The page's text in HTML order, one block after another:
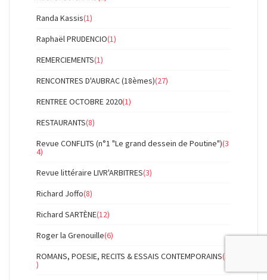
Randa Kassis(1)
Raphaël PRUDENCIO(1)
REMERCIEMENTS(1)
RENCONTRES D'AUBRAC (18èmes)(27)
RENTREE OCTOBRE 2020(1)
RESTAURANTS(8)
Revue CONFLITS (n°1 "Le grand dessein de Poutine")(3
4)
Revue littéraire LIVR'ARBITRES(3)
Richard Joffo(8)
Richard SARTÈNE(12)
Roger la Grenouille(6)
ROMANS, POESIE, RECITS & ESSAIS CONTEMPORAINS(5
)